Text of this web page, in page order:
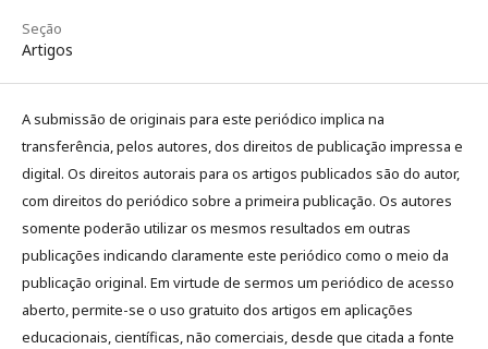
Seção
Artigos
A submissão de originais para este periódico implica na
transferência, pelos autores, dos direitos de publicação impressa e
digital. Os direitos autorais para os artigos publicados são do autor,
com direitos do periódico sobre a primeira publicação. Os autores
somente poderão utilizar os mesmos resultados em outras
publicações indicando claramente este periódico como o meio da
publicação original. Em virtude de sermos um periódico de acesso
aberto, permite-se o uso gratuito dos artigos em aplicações
educacionais, científicas, não comerciais, desde que citada a fonte